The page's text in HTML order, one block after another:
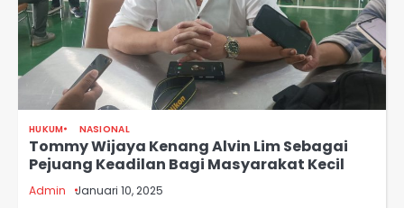
HUKUM NASIONAL
Tommy Wijaya Kenang Alvin Lim Sebagai
Pejuang Keadilan Bagi Masyarakat Kecil
Admin Januari 10, 2025